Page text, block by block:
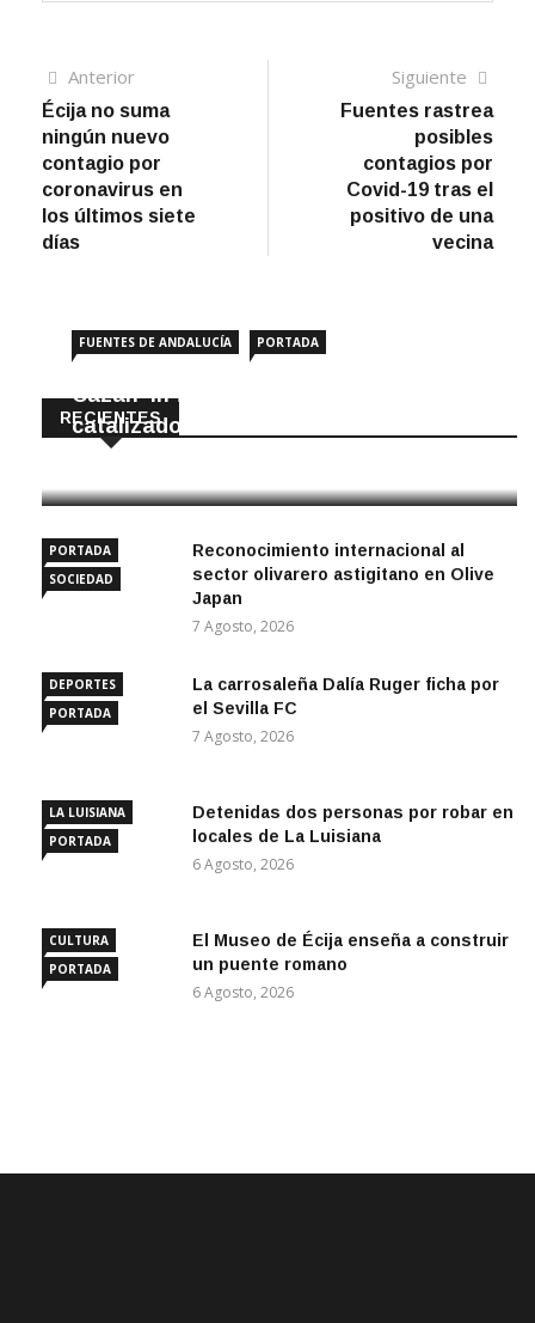
Navegación
de
entradas
AnteriorArtículo
anterior
Écija no suma
ningún nuevo
contagio por
coronavirus en
los últimos siete
días
Siguiente
Fuentes rastrea
posibles
contagios por
Covid-19 tras el
positivo de una
vecina
RECIENTES
FUENTES DE ANDALUCÍA PORTADA
Cazan ‘in fraganti’ a ladrones de
catalizadores
PORTADA
SOCIEDAD
Reconocimiento internacional al
sector olivarero astigitano en Olive
Japan
7 Agosto, 2026
DEPORTES
PORTADA
La carrosaleña Dalía Ruger ficha por
el Sevilla FC
7 Agosto, 2026
LA LUISIANA
PORTADA
Detenidas dos personas por robar en
locales de La Luisiana
6 Agosto, 2026
CULTURA
PORTADA
El Museo de Écija enseña a construir
un puente romano
6 Agosto, 2026